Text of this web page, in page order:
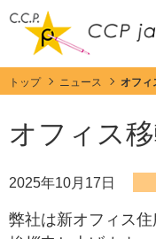
ニュース 会社情報
ポゴピンとは
製品情報
カスタマイズ
トップ ニュース オフィ
オフィス
2025年10月17日
弊社は新オフィス